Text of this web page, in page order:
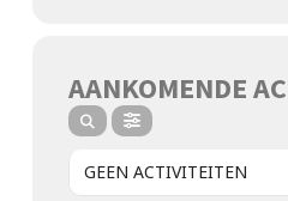
AANKOMENDE
GEEN ACTIVITEITEN